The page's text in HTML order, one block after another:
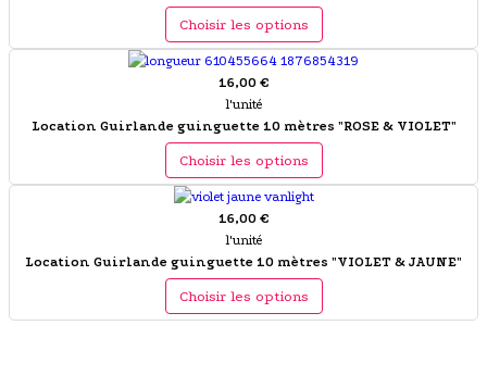
Choisir les options
16,00 €
l'unité
Location Guirlande guinguette 10 mètres "ROSE & VIOLET"
Choisir les options
16,00 €
l'unité
Location Guirlande guinguette 10 mètres "VIOLET & JAUNE"
Choisir les options